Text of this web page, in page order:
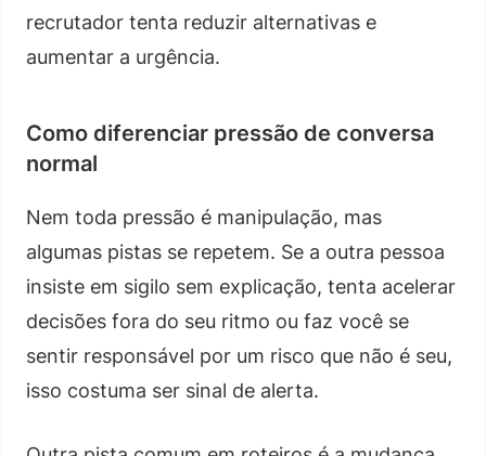
recrutador tenta reduzir alternativas e
aumentar a urgência.
Como diferenciar pressão de conversa
normal
Nem toda pressão é manipulação, mas
algumas pistas se repetem. Se a outra pessoa
insiste em sigilo sem explicação, tenta acelerar
decisões fora do seu ritmo ou faz você se
sentir responsável por um risco que não é seu,
isso costuma ser sinal de alerta.